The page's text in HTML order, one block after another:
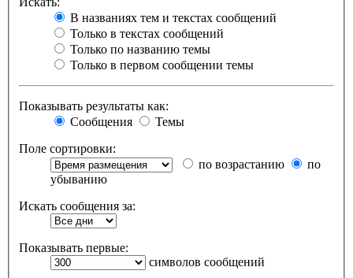
В названиях тем и текстах сообщений
Только в текстах сообщений
Только по названию темы
Только в первом сообщении темы
Показывать результаты как:
Сообщения
Темы
Поле сортировки:
по возрастанию
по
убыванию
Искать сообщения за:
Показывать первые:
символов сообщений